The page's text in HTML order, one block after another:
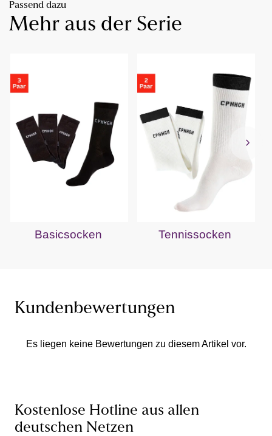
Passend dazu
Mehr aus der Serie
Basicsocken Tennissocken
Kundenbewertungen
Es liegen keine Bewertungen zu diesem Artikel vor.
Kostenlose Hotline aus allen
deutschen Netzen